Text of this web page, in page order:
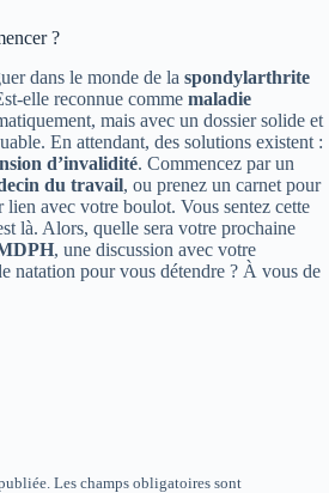
?
dans le monde de la spondylarthrite
elle reconnue comme maladie
mais avec un dossier solide et
En attendant, des solutions existent :
d’invalidité. Commencez par un
du travail, ou prenez un carnet pour
lien avec votre boulot. Vous sentez cette
là. Alors, quelle sera votre prochaine
, une discussion avec votre
natation pour vous détendre ? À vous de
Les champs obligatoires sont